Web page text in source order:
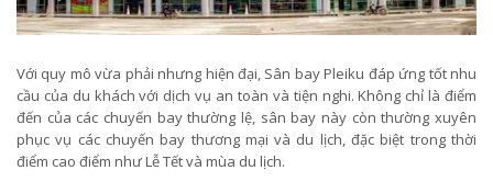
Với quy mô vừa phải nhưng hiện đại, Sân bay Pleiku đáp ứng tốt nhu
cầu của du khách với dịch vụ an toàn và tiện nghi. Không chỉ là điểm
đến của các chuyến bay thường lệ, sân bay này còn thường xuyên
phục vụ các chuyến bay thương mại và du lịch, đặc biệt trong thời
điểm cao điểm như Lễ Tết và mùa du lịch.